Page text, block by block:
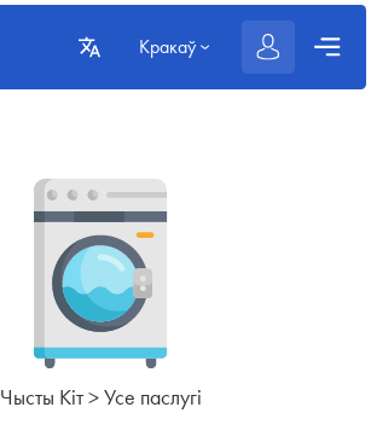
Кракаў
Чысты Кіт >Усе паслугі